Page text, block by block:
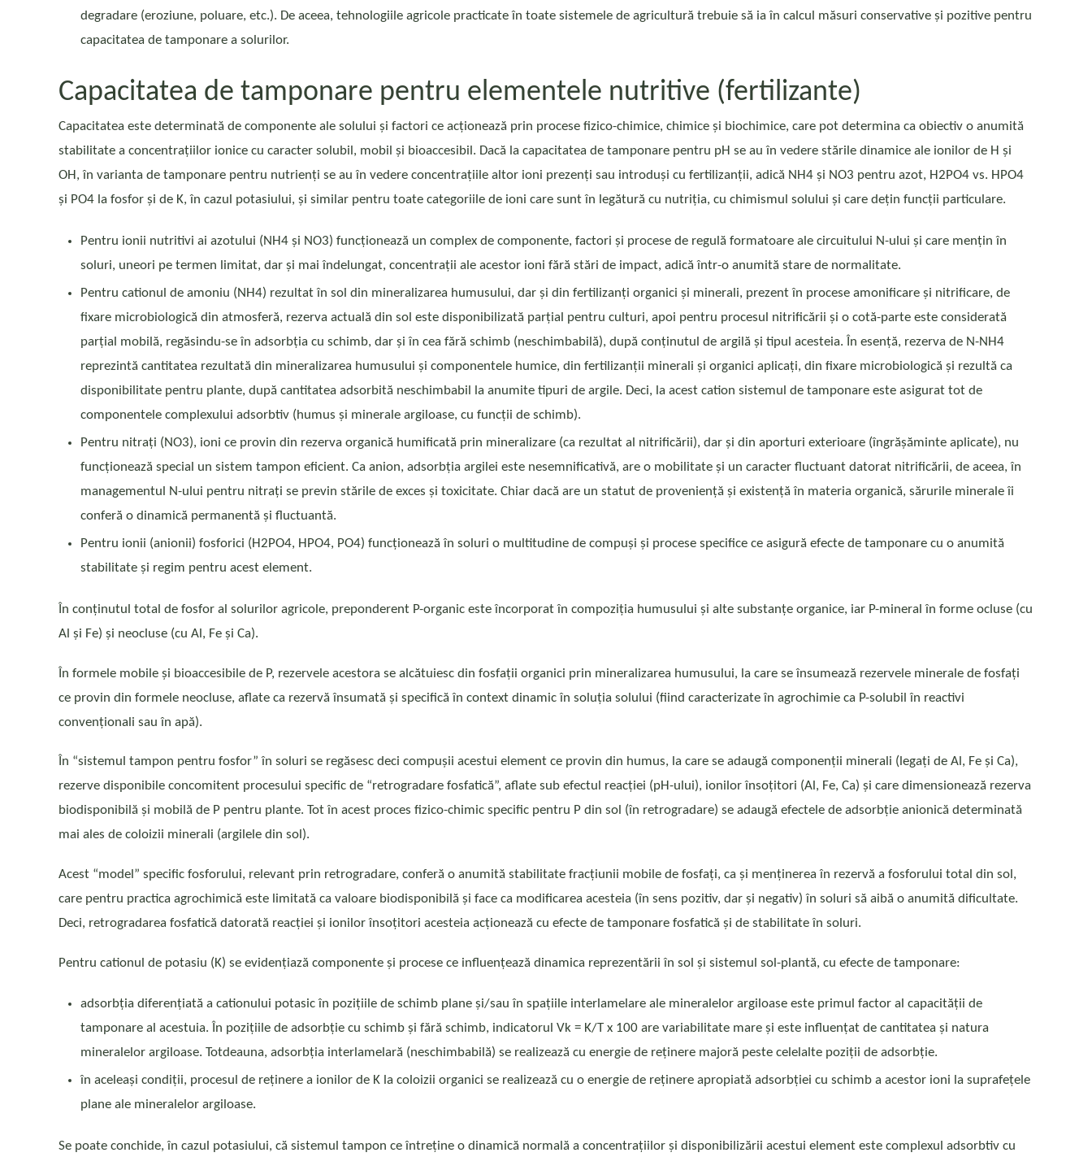
degradare (eroziune, poluare, etc.). De aceea, tehnologiile agricole practicate în toate sistemele de agricultură trebuie să ia în calcul măsuri conservative și pozitive pentru
capacitatea de tamponare a solurilor.
Capacitatea de tamponare pentru elementele nutritive (fertilizante)
Capacitatea este determinată de componente ale solului și factori ce acționează prin procese fizico-chimice, chimice și biochimice, care pot determina ca obiectiv o anumită
stabilitate a concentrațiilor ionice cu caracter solubil, mobil și bioaccesibil. Dacă la capacitatea de tamponare pentru pH se au în vedere stările dinamice ale ionilor de H și
OH, în varianta de tamponare pentru nutrienți se au în vedere concentrațiile altor ioni prezenți sau introduși cu fertilizanții, adică NH4 și NO3 pentru azot, H2PO4 vs. HPO4
și PO4 la fosfor și de K, în cazul potasiului, și similar pentru toate categoriile de ioni care sunt în legătură cu nutriția, cu chimismul solului și care dețin funcții particulare.
Pentru ionii nutritivi ai azotului (NH4 și NO3) funcționează un complex de componente, factori și procese de regulă formatoare ale circuitului N-ului și care mențin în
soluri, uneori pe termen limitat, dar și mai îndelungat, concentrații ale acestor ioni fără stări de impact, adică într-o anumită stare de normalitate.
Pentru cationul de amoniu (NH4) rezultat în sol din mineralizarea humusului, dar și din fertilizanți organici și minerali, prezent în procese amonificare și nitrificare, de
fixare microbiologică din atmosferă, rezerva actuală din sol este disponibilizată parțial pentru culturi, apoi pentru procesul nitrificării și o cotă-parte este considerată
parțial mobilă, regăsindu-se în adsorbția cu schimb, dar și în cea fără schimb (neschimbabilă), după conținutul de argilă și tipul acesteia. În esență, rezerva de N-NH4
reprezintă cantitatea rezultată din mineralizarea humusului și componentele humice, din fertilizanții minerali și organici aplicați, din fixare microbiologică și rezultă ca
disponibilitate pentru plante, după cantitatea adsorbită neschimbabil la anumite tipuri de argile. Deci, la acest cation sistemul de tamponare este asigurat tot de
componentele complexului adsorbtiv (humus și minerale argiloase, cu funcții de schimb).
Pentru nitrați (NO3), ioni ce provin din rezerva organică humificată prin mineralizare (ca rezultat al nitrificării), dar și din aporturi exterioare (îngrășăminte aplicate), nu
funcționează special un sistem tampon eficient. Ca anion, adsorbția argilei este nesemnificativă, are o mobilitate și un caracter fluctuant datorat nitrificării, de aceea, în
managementul N-ului pentru nitrați se previn stările de exces și toxicitate. Chiar dacă are un statut de proveniență și existență în materia organică, sărurile minerale îi
conferă o dinamică permanentă și fluctuantă.
Pentru ionii (anionii) fosforici (H2PO4, HPO4, PO4) funcționează în soluri o multitudine de compuși și procese specifice ce asigură efecte de tamponare cu o anumită
stabilitate și regim pentru acest element.
În conținutul total de fosfor al solurilor agricole, preponderent P-organic este încorporat în compoziția humusului și alte substanțe organice, iar P-mineral în forme ocluse (cu
Al și Fe) și neocluse (cu Al, Fe și Ca).
În formele mobile și bioaccesibile de P, rezervele acestora se alcătuiesc din fosfații organici prin mineralizarea humusului, la care se însumează rezervele minerale de fosfați
ce provin din formele neocluse, aflate ca rezervă însumată și specifică în context dinamic în soluția solului (fiind caracterizate în agrochimie ca P-solubil în reactivi
convenționali sau în apă).
În “sistemul tampon pentru fosfor” în soluri se regăsesc deci compușii acestui element ce provin din humus, la care se adaugă componenții minerali (legați de Al, Fe și Ca),
rezerve disponibile concomitent procesului specific de “retrogradare fosfatică”, aflate sub efectul reacției (pH-ului), ionilor însoțitori (Al, Fe, Ca) și care dimensionează rezerva
biodisponibilă și mobilă de P pentru plante. Tot în acest proces fizico-chimic specific pentru P din sol (în retrogradare) se adaugă efectele de adsorbție anionică determinată
mai ales de coloizii minerali (argilele din sol).
Acest “model” specific fosforului, relevant prin retrogradare, conferă o anumită stabilitate fracțiunii mobile de fosfați, ca și menținerea în rezervă a fosforului total din sol,
care pentru practica agrochimică este limitată ca valoare biodisponibilă și face ca modificarea acesteia (în sens pozitiv, dar și negativ) în soluri să aibă o anumită dificultate.
Deci, retrogradarea fosfatică datorată reacției și ionilor însoțitori acesteia acționează cu efecte de tamponare fosfatică și de stabilitate în soluri.
Pentru cationul de potasiu (K) se evidențiază componente și procese ce influențează dinamica reprezentării în sol și sistemul sol-plantă, cu efecte de tamponare:
adsorbția diferențiată a cationului potasic în pozițiile de schimb plane și/sau în spațiile interlamelare ale mineralelor argiloase este primul factor al capacității de
tamponare al acestuia. În pozițiile de adsorbție cu schimb și fără schimb, indicatorul Vk = K/T x 100 are variabilitate mare și este influențat de cantitatea și natura
mineralelor argiloase. Totdeauna, adsorbția interlamelară (neschimbabilă) se realizează cu energie de reținere majoră peste celelalte poziții de adsorbție.
în aceleași condiții, procesul de reținere a ionilor de K la coloizii organici se realizează cu o energie de reținere apropiată adsorbției cu schimb a acestor ioni la suprafețele
plane ale mineralelor argiloase.
Se poate conchide, în cazul potasiului, că sistemul tampon ce întreține o dinamică normală a concentrațiilor și disponibilizării acestui element este complexul adsorbtiv cu